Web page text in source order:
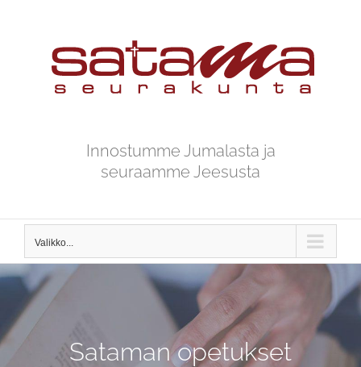
Innostumme Jumalasta ja
seuraamme Jeesusta
Valikko...
Sataman opetukset